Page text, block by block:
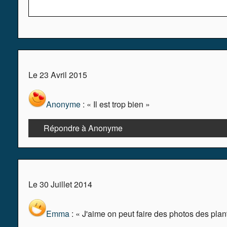
Le 23 Avril 2015
Anonyme : « Il est trop bien »
Répondre à Anonyme
Le 30 Juillet 2014
Emma : « J'aime on peut faire des photos des